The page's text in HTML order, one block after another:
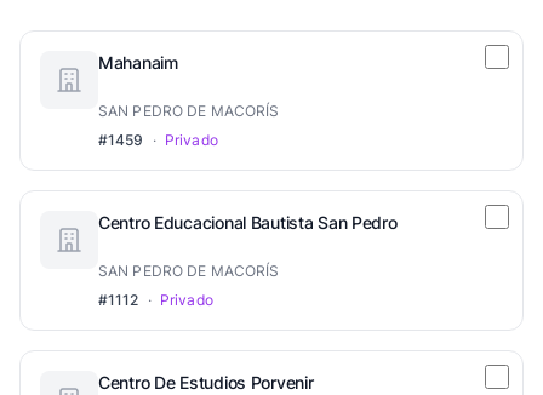
Mahanaim
SAN PEDRO DE MACORÍS
#1459
· Privado
Centro Educacional Bautista San Pedro
SAN PEDRO DE MACORÍS
#1112 · Privado
Centro De Estudios Porvenir